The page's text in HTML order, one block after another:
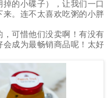
的小碟子），让我们一口
。连不太喜欢吃粥的小胖
可惜他们没卖啊！有没有
会成为最畅销商品呢！太好